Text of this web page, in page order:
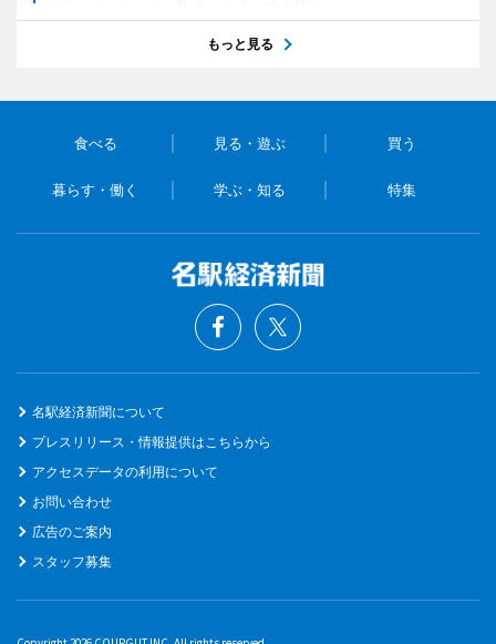
もっと見る
食べる 見る・遊ぶ 買う
暮らす・働く 学ぶ・知る 特集
名駅経済新聞について
プレスリリース・情報提供はこちらから
アクセスデータの利用について
お問い合わせ
広告のご案内
スタッフ募集